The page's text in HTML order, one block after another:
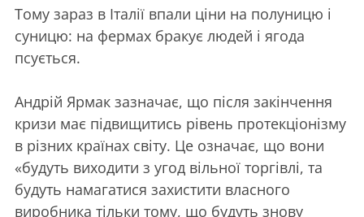
Тому зараз в Італії впали ціни на полуницю і
суницю: на фермах бракує людей і ягода
псується.
Андрій Ярмак зазначає, що після закінчення
кризи має підвищитись рівень протекціонізму
в різних країнах світу. Це означає, що вони
«будуть виходити з угод вільної торгівлі, та
будуть намагатися захистити власного
виробника тільки тому, що будуть знову